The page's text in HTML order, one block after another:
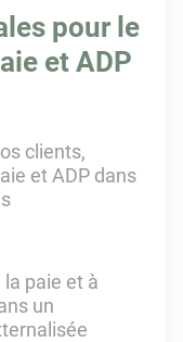
pour le
et ADP
clients,
et ADP dans
paie et à
un